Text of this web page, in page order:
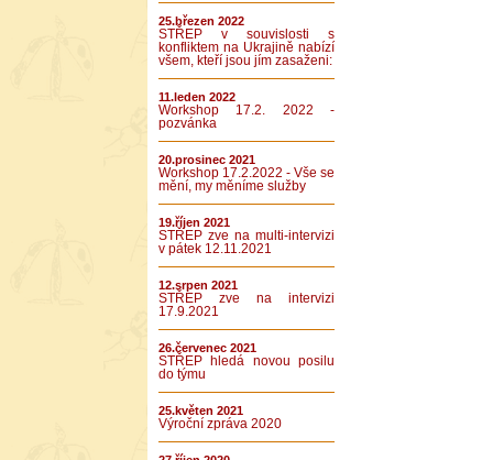
25.březen 2022
STŘEP v souvislosti s
konfliktem na Ukrajině nabízí
všem, kteří jsou jím zasaženi:
11.leden 2022
Workshop 17.2. 2022 -
pozvánka
20.prosinec 2021
Workshop 17.2.2022 - Vše se
mění, my měníme služby
19.říjen 2021
STŘEP zve na multi-intervizi
v pátek 12.11.2021
12.srpen 2021
STŘEP zve na intervizi
17.9.2021
26.červenec 2021
STŘEP hledá novou posilu
do týmu
25.květen 2021
Výroční zpráva 2020